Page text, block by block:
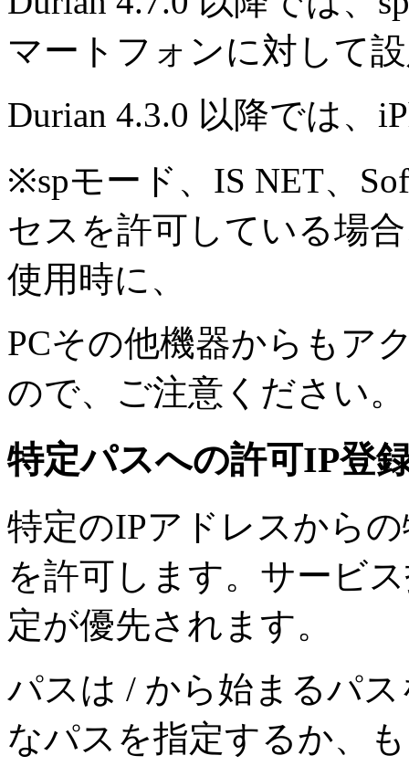
マートフォンに対して
Durian 4.3.0 以降では、
※spモード、IS NET、
セスを許可している場
使用時に、
PCその他機器からもア
ので、ご注意ください。
特定パスへの許可IP登
特定のIPアドレスから
を許可します。サービ
定が優先されます。
パスは / から始まるパ
なパスを指定するか、